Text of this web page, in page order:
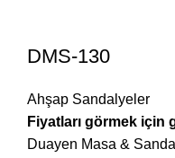
DMS-130
Ahşap Sandalyeler
Fiyatları görmek için
Duayen Masa &